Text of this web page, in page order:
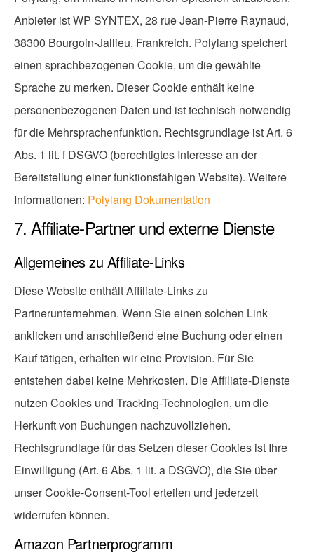
Anbieter ist WP SYNTEX, 28 rue Jean-Pierre Raynaud,
38300 Bourgoin-Jallieu, Frankreich. Polylang speichert
einen sprachbezogenen Cookie, um die gewählte
Sprache zu merken. Dieser Cookie enthält keine
personenbezogenen Daten und ist technisch notwendig
für die Mehrsprachenfunktion. Rechtsgrundlage ist Art. 6
Abs. 1 lit. f DSGVO (berechtigtes Interesse an der
Bereitstellung einer funktionsfähigen Website). Weitere
Informationen: Polylang Dokumentation
7. Affiliate-Partner und externe Dienste
Allgemeines zu Affiliate-Links
Diese Website enthält Affiliate-Links zu
Partnerunternehmen. Wenn Sie einen solchen Link
anklicken und anschließend eine Buchung oder einen
Kauf tätigen, erhalten wir eine Provision. Für Sie
entstehen dabei keine Mehrkosten. Die Affiliate-Dienste
nutzen Cookies und Tracking-Technologien, um die
Herkunft von Buchungen nachzuvollziehen.
Rechtsgrundlage für das Setzen dieser Cookies ist Ihre
Einwilligung (Art. 6 Abs. 1 lit. a DSGVO), die Sie über
unser Cookie-Consent-Tool erteilen und jederzeit
widerrufen können.
Amazon Partnerprogramm